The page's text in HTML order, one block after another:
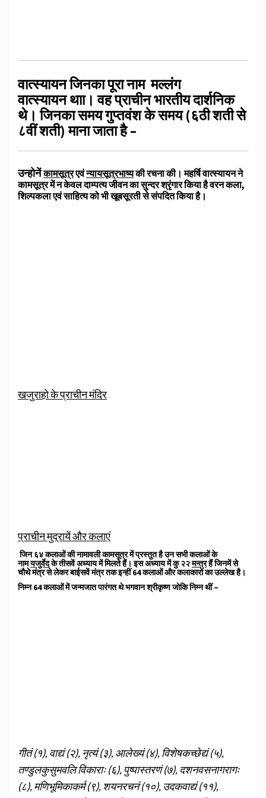
वात्स्यायनजिनका पूरा नाममल्लंग
वात्स्यायनथाा। वह प्राचीन भारतीय दार्शनिक
थे। जिनका समय गुप्तवंश के समय (६ठी शती से
८वीं शती) माना जाता है –
उन्होनेंकामसूत्रएवंन्यायसूत्रभाष्यकी रचना की। महर्षि वात्स्यायन ने
कामसूत्र में न केवल दाम्पत्य जीवन का सुन्दर श्रृंगार किया है वरन कला,
शिल्पकला एवं साहित्य को भी खूबसूरती से संपदित किया है।
खजुराहो के प्राचीन मंदिर
प्राचीन मुद्रायें और कलाएं
जिन ६४ कलाओं की नामावली कामसूत्र में प्रस्तुत है उन सभी कलाओं के
नामयजुर्वेदके तीसवें अध्याय में मिलते हैं। इस अध्याय में कु २२मन्त्रहैं जिनमें से
चौथे मंत्र से लेकर बाईसवें मंत्र तक इन्हीं 64 कलाओं और कलाकारों का उल्लेख है।
निम्न 64 कलाओं में जन्मजात पारंगत थे भगवान श्रीकृष्ण जोकि निम्न थीं –
गीतं (१), वाद्यं (२), नृत्यं (३), आलेख्यं (४), विशेषकच्छेद्यं (५),
तण्डुलकुसुमवलि विकाराः (६), पुष्पास्तरणं (७), दशनवसनागरागः
(८), मणिभूमिकाकर्म (९), शयनरचनं (१०), उदकवाद्यं (११),